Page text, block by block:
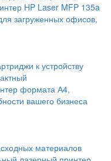
HP Laser MFP 135a
загруженных офисов,
к устройству
формата А4,
вашего бизнеса
материалов